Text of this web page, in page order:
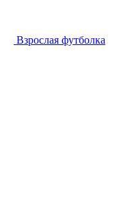
Взрослая футболка